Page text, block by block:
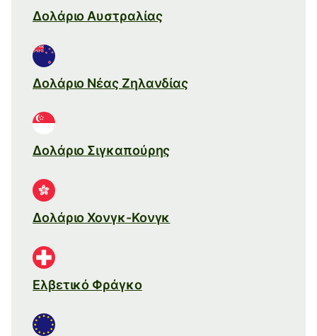
Δολάριο Αυστραλίας
Δολάριο Νέας Ζηλανδίας
Δολάριο Σιγκαπούρης
Δολάριο Χονγκ-Κονγκ
Ελβετικό Φράγκο